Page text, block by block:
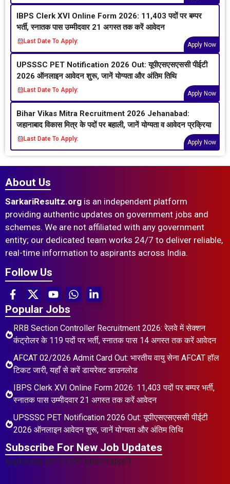
IBPS Clerk XVI Online Form 2026: 11,403 पदों पर बम्पर
भर्ती, स्नातक पास उम्मीदवार 21 अगस्त तक करें आवेदन
Last Date To Apply:
Apply Now
UPSSSC PET Notification 2026 Out: यूपीएसएसएससी पीईटी
2026 ऑनलाइन आवेदन शुरू, जानें योग्यता और अंतिम तिथि
Last Date To Apply:
Apply Now
Bihar Vikas Mitra Recruitment 2026 Jehanabad:
जहानाबाद विकास मित्र के पदों पर बहाली, जानें योग्यता व आवेदन प्रक्रिया
Last Date To Apply:
Apply Now
About Us
SarkariResultz.org is an independent platform
providing authentic updates on government jobs and
schemes. We are not affiliated with any government
entity; our dedicated team works 24/7 to deliver reliable,
real-time information to aspirants across India.
Follow Us
Popular Jobs
RRB Section Controller Recruitment 2026: रेलवे में सेक्शन
कंट्रोलर के 119 पदों पर भर्ती, स्नातक पास 14 अगस्त तक करें आवेदन
AFCAT 02/2026 Admit Card Out: भारतीय वायु सेना AFCAT हॉल
टिकट जारी, यहाँ से करें डायरेक्ट डाउनलोड
IBPS Clerk XVI Online Form 2026: 11,403 पदों पर बम्पर भर्ती,
स्नातक पास उम्मीदवार 21 अगस्त तक करें आवेदन
UPSSSC PET Notification 2026 Out: यूपीएसएसएससी पीईटी
2026 ऑनलाइन आवेदन शुरू, जानें योग्यता और अंतिम तिथि
Subscribe For New Job Updates
[wpforms id="1118" title="false"]